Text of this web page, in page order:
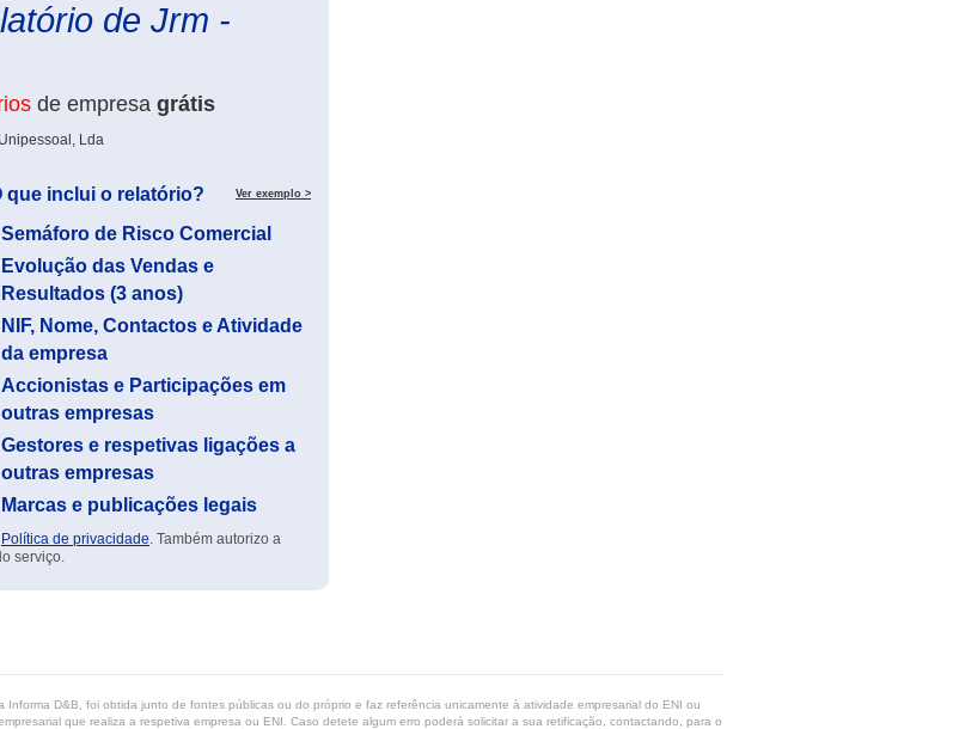
de Jrm -
de empresa grátis
Lda
que inclui o relatório? Ver exemplo >
Semáforo de Risco Comercial
Evolução das Vendas e
Resultados (3 anos)
NIF, Nome, Contactos e Atividade
da empresa
Accionistas e Participações em
outras empresas
Gestores e respetivas ligações a
outras empresas
Marcas e publicações legais
Política de privacidade. Também autorizo a
serviço.
D&B, foi obtida junto de fontes públicas ou do próprio e faz referência unicamente à atividade empresarial do ENI ou
que realiza a respetiva empresa ou ENI. Caso detete algum erro poderá solicitar a sua retificação, contactando, para o